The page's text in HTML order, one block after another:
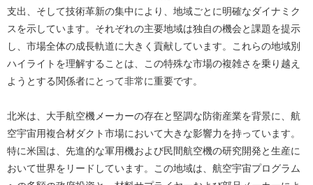
支出、そして技術革新の集中により、地域ごとに明確なダイナミク
スを示しています。それぞれの主要地域は独自の機会と課題を提示
し、市場全体の成長軌道に大きく貢献しています。これらの地域別
ハイライトを理解することは、この特殊な市場の複雑さを乗り越え
ようとする関係者にとって非常に重要です。
北米は、大手航空機メーカーの存在と堅調な防衛産業を背景に、航
空宇宙用複合材ダクト市場において大きな影響力を持っています。
特に米国は、先進的な軍用機および民間航空機の研究開発と生産に
おいて世界をリードしています。この地域は、航空宇宙プログラム